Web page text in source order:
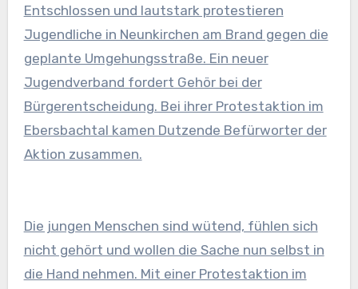
Entschlossen und lautstark protestieren
Jugendliche in Neunkirchen am Brand gegen die
geplante Umgehungsstraße. Ein neuer
Jugendverband fordert Gehör bei der
Bürgerentscheidung. Bei ihrer Protestaktion im
Ebersbachtal kamen Dutzende Befürworter der
Aktion zusammen.
Die jungen Menschen sind wütend, fühlen sich
nicht gehört und wollen die Sache nun selbst in
die Hand nehmen. Mit einer Protestaktion im